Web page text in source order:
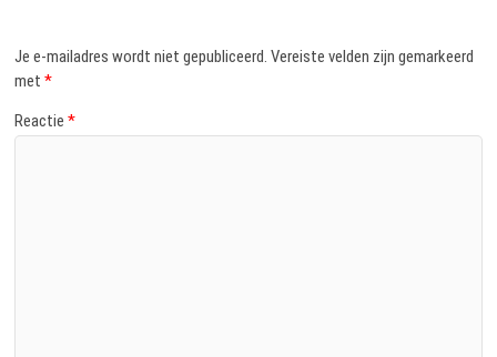
Je e-mailadres wordt niet gepubliceerd. Vereiste velden zijn gemarkeerd
met*
Reactie*